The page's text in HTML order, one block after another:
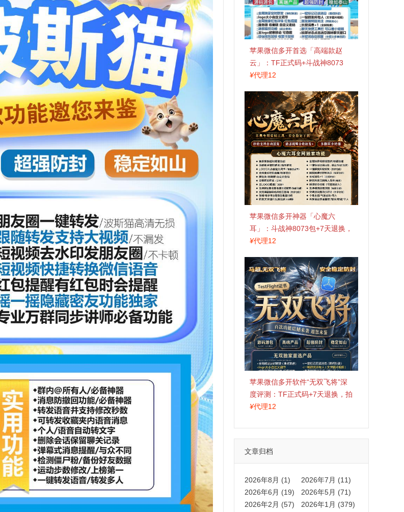
苹果微信多开首选「高端款赵
云」：TF正式码+斗战神8073
包，7天退换认准拍拍卡激活码
¥代理12
苹果微信多开神器「心魔六
耳」：斗战神8073包+7天退换，
认准拍拍卡激活码商城
¥代理12
苹果微信多开软件“无双飞将”深
度评测：TF正式码+7天退换，拍
拍卡激活码商城正品保障
¥代理12
文章归档
2026年8月 (1)
2026年7月 (11)
2026年6月 (19)
2026年5月 (71)
2026年2月 (57)
2026年1月 (379)